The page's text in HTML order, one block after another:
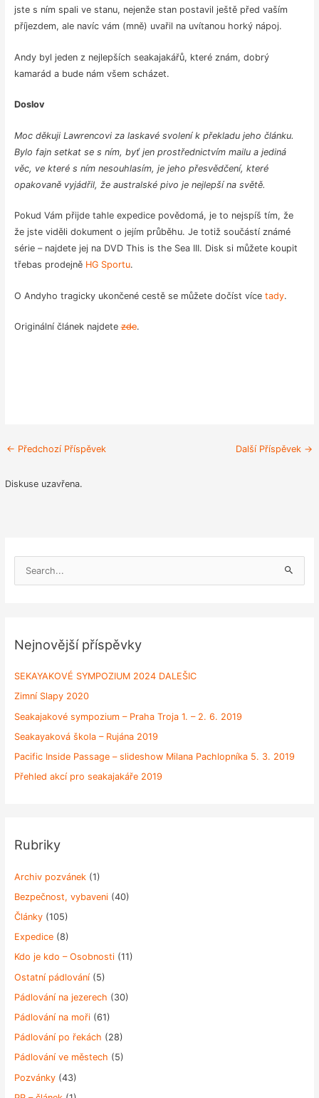
jste s ním spali ve stanu, nejenže stan postavil ještě před vaším
příjezdem, ale navíc vám (mně) uvařil na uvítanou horký nápoj.
Andy byl jeden z nejlepších seakajakářů, které znám, dobrý
kamarád a bude nám všem scházet.
Doslov
Moc děkuji Lawrencovi za laskavé svolení k překladu jeho článku.
Bylo fajn setkat se s ním, byť jen prostřednictvím mailu a jediná
věc, ve které s ním nesouhlasím, je jeho přesvědčení, které
opakovaně vyjádřil, že australské pivo je nejlepší na světě.
Pokud Vám přijde tahle expedice povědomá, je to nejspíš tím, že
že jste viděli dokument o jejím průběhu. Je totiž součástí známé
série – najdete jej na DVD This is the Sea III. Disk si můžete koupit
třebas prodejně HG Sportu.
O Andyho tragicky ukončené cestě se můžete dočíst více tady.
Originální článek najdetezde.
Post
← Předchozí Příspěvek Další Příspěvek →
Diskuse uzavřena.
a
o
:
Nejnovější příspěvky
SEKAYAKOVÉ SYMPOZIUM 2024 DALEŠIC
Zimní Slapy 2020
Seakajakové sympozium – Praha Troja 1. – 2. 6. 2019
Seakayaková škola – Rujána 2019
Pacific Inside Passage – slideshow Milana Pachlopníka 5. 3. 2019
Přehled akcí pro seakajakáře 2019
Rubriky
Archiv pozvánek(1)
Bezpečnost, vybaveni(40)
Články(105)
Expedice(8)
Kdo je kdo – Osobnosti(11)
Ostatní pádlování(5)
Pádlování na jezerech (30)
Pádlování na moři(61)
Pádlování po řekách (28)
Pádlování ve městech (5)
Pozvánky(43)